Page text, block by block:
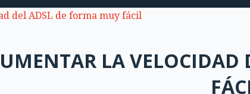
LA VELOCIDAD